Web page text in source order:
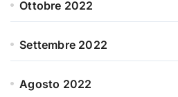
Ottobre 2022
Settembre 2022
Agosto 2022